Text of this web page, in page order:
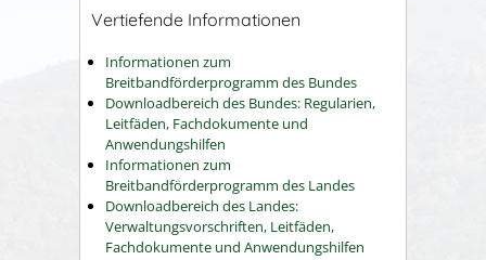
Vertiefende Informationen
Informationen zum
Breitbandförderprogramm des Bundes
Downloadbereich des Bundes: Regularien,
Leitfäden, Fachdokumente und
Anwendungshilfen
Informationen zum
Breitbandförderprogramm des Landes
Downloadbereich des Landes:
Verwaltungsvorschriften, Leitfäden,
Fachdokumente und Anwendungshilfen